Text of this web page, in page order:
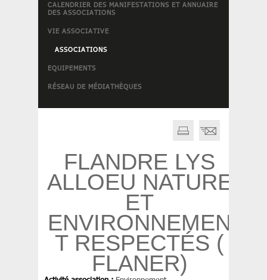
CALENDRIER DES MANIFESTATIONS ET ANNUAIRE
DES ASSOCIATIONS
VIE ASSOCIATIVE
ASSOCIATIONS
EQUIPEMENTS
RÉSEAU DE MÉDIATHÈQUES
FLANDRE LYS
ALLOEU NATURE
ET
ENVIRONNEMEN
T RESPECTÉS (
FLANER)